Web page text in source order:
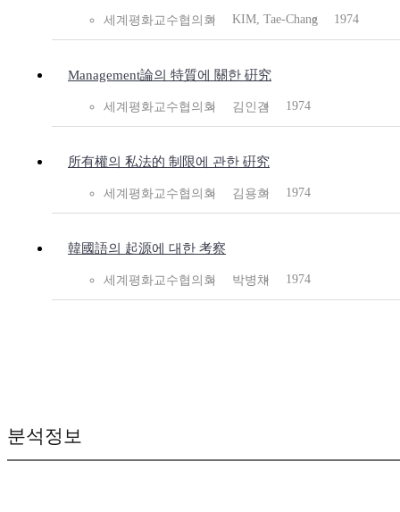
세계평화교수협의회 KIM, Tae-Chang 1974
Management論의 特質에 關한 硏究
세계평화교수협의회 김인겸 1974
所有權의 私法的 制限에 관한 硏究
세계평화교수협의회 김용희 1974
韓國語의 起源에 대한 考察
세계평화교수협의회 박병채 1974
분석정보